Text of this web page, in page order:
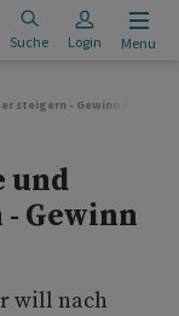
Suche Login Menu
steigern - Gewinn zieht
und
Gewinn
will nach